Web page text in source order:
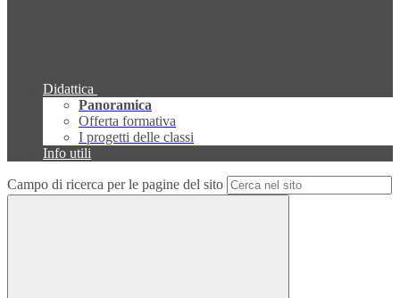
Didattica
Panoramica
Offerta formativa
I progetti delle classi
Info utili
Campo di ricerca per le pagine del sito